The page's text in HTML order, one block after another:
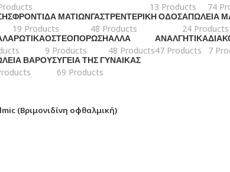
13 Products 74
ΦΡΟΝΤΊΔΑ ΜΑΤΙΏΝ
19 Products
ΓΑΣΤΡΕΝΤΕΡΙΚΉ ΟΔΌΣ
48 Products
ΑΠΏΛΕΙΑ
24 Products
ΟΣΤΕΟΠΌΡΩΣΗ
9 Products
ΆΛΛΑ
48 Products
ΑΝΑΛΓΗΤΙΚΆ
47 Products 7
ΒΆΡΟΥΣΥΓΕΊΑ ΤΗΣ ΓΥΝΑΊΚΑΣ
69 Products
(Βριμονιδίνη οφθαλμική)